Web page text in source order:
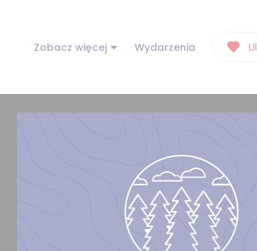
Zobacz więcej Wydarzenia